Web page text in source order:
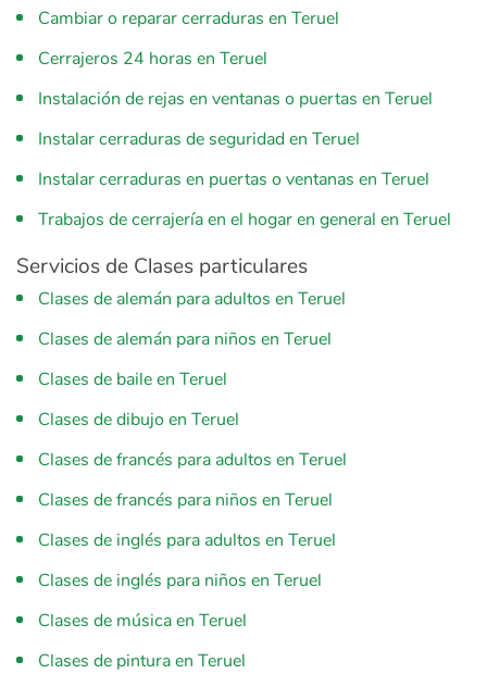
Cambiar o reparar cerraduras en Teruel
Cerrajeros 24 horas en Teruel
Instalación de rejas en ventanas o puertas en Teruel
Instalar cerraduras de seguridad en Teruel
Instalar cerraduras en puertas o ventanas en Teruel
Trabajos de cerrajería en el hogar en general en Teruel
Servicios de Clases particulares
Clases de alemán para adultos en Teruel
Clases de alemán para niños en Teruel
Clases de baile en Teruel
Clases de dibujo en Teruel
Clases de francés para adultos en Teruel
Clases de francés para niños en Teruel
Clases de inglés para adultos en Teruel
Clases de inglés para niños en Teruel
Clases de música en Teruel
Clases de pintura en Teruel